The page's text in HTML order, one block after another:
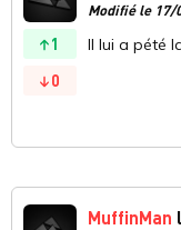
1
0
Modifié le 17/
Il lui a pété
MuffinMan